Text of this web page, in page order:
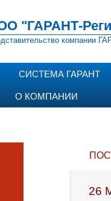
"ГАРАНТ-
компании
СИСТЕМА ГАРАНТ
О КОМПАНИИ
26